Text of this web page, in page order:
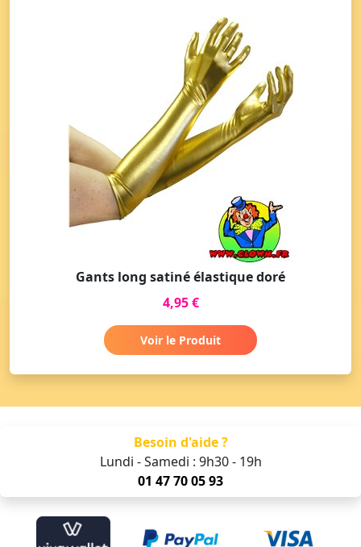
Gants long satiné élastique doré
4,95 €
Voir le Produit
Besoin d'aide ?
Lundi - Samedi : 9h30 - 19h
01 47 70 05 93